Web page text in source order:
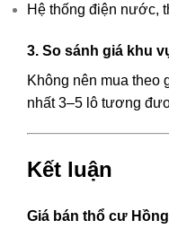
Hệ thống điện nước,
3. So sánh giá khu
Không nên mua theo
nhất 3–5 lô tương
Kết luận
Giá bán thổ cư